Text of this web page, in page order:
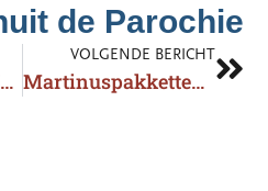
de Parochie
De nieuwe Lieve Hemel is uit!
VOLGENDE BERICHT
Martinuspakketten actie